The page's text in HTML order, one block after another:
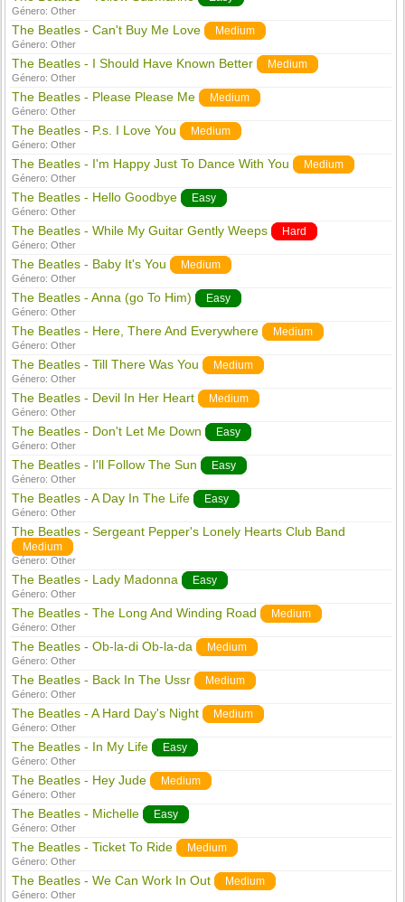
Género:Other
The Beatles - Can't Buy Me Love Medium
Género:Other
The Beatles - I Should Have Known Better Medium
Género:Other
The Beatles - Please Please Me Medium
Género:Other
The Beatles - P.s. I Love You Medium
Género:Other
The Beatles - I'm Happy Just To Dance With You Medium
Género:Other
The Beatles - Hello Goodbye Easy
Género:Other
The Beatles - While My Guitar Gently Weeps Hard
Género:Other
The Beatles - Baby It's You Medium
Género:Other
The Beatles - Anna (go To Him) Easy
Género:Other
The Beatles - Here, There And Everywhere Medium
Género:Other
The Beatles - Till There Was You Medium
Género:Other
The Beatles - Devil In Her Heart Medium
Género:Other
The Beatles - Don't Let Me Down Easy
Género:Other
The Beatles - I'll Follow The Sun Easy
Género:Other
The Beatles - A Day In The Life Easy
Género:Other
The Beatles - Sergeant Pepper's Lonely Hearts Club Band
Medium
Género:Other
The Beatles - Lady Madonna Easy
Género:Other
The Beatles - The Long And Winding Road Medium
Género:Other
The Beatles - Ob-la-di Ob-la-da Medium
Género:Other
The Beatles - Back In The Ussr Medium
Género:Other
The Beatles - A Hard Day's Night Medium
Género:Other
The Beatles - In My Life Easy
Género:Other
The Beatles - Hey Jude Medium
Género:Other
The Beatles - Michelle Easy
Género:Other
The Beatles - Ticket To Ride Medium
Género:Other
The Beatles - We Can Work In Out Medium
Género:Other